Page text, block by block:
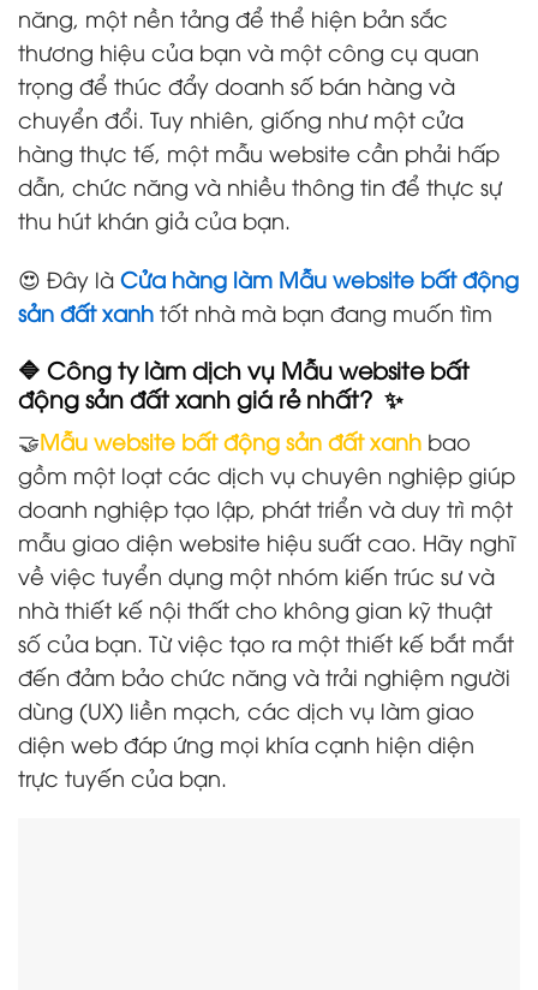
năng, một nền tảng để thể hiện bản sắc
thương hiệu của bạn và một công cụ quan
trọng để thúc đẩy doanh số bán hàng và
chuyển đổi. Tuy nhiên, giống như một cửa
hàng thực tế, một mẫu website cần phải hấp
dẫn, chức năng và nhiều thông tin để thực sự
thu hút khán giả của bạn.
😍 Đây là Cửa hàng làm Mẫu website bất động
sản đất xanh tốt nhà mà bạn đang muốn tìm
🔷 Công ty làm dịch vụ Mẫu website bất
động sản đất xanh giá rẻ nhất? ✨
🤝Mẫu website bất động sản đất xanh bao
gồm một loạt các dịch vụ chuyên nghiệp giúp
doanh nghiệp tạo lập, phát triển và duy trì một
mẫu giao diện website hiệu suất cao. Hãy nghĩ
về việc tuyển dụng một nhóm kiến trúc sư và
nhà thiết kế nội thất cho không gian kỹ thuật
số của bạn. Từ việc tạo ra một thiết kế bắt mắt
đến đảm bảo chức năng và trải nghiệm người
dùng (UX) liền mạch, các dịch vụ làm giao
diện web đáp ứng mọi khía cạnh hiện diện
trực tuyến của bạn.